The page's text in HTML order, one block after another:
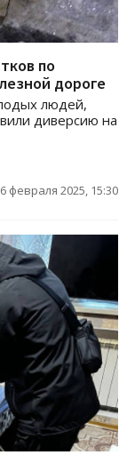
по
дороге
людей,
диверсию на
6 февраля 2025, 15:30